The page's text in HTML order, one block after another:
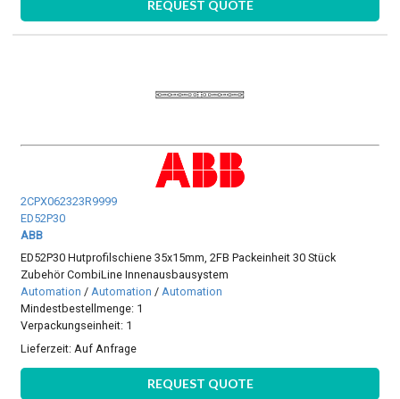
REQUEST QUOTE
2CPX062323R9999
ED52P30
ABB
ED52P30 Hutprofilschiene 35x15mm, 2FB Packeinheit 30 Stück
Zubehör CombiLine Innenausbausystem
Automation /Automation /Automation
Mindestbestellmenge: 1
Verpackungseinheit: 1
Lieferzeit: Auf Anfrage
REQUEST QUOTE